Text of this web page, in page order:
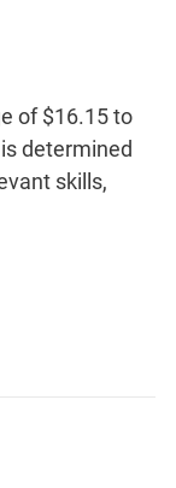
of $16.15 to
determined
skills,